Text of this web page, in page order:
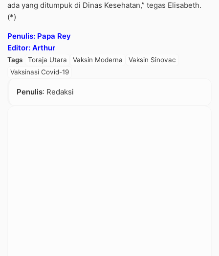
ada yang ditumpuk di Dinas Kesehatan,” tegas Elisabeth.
(*)
Penulis: Papa Rey
Editor: Arthur
Tags Toraja Utara Vaksin Moderna
Vaksin Sinovac
Vaksinasi Covid-19
Penulis: Redaksi